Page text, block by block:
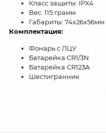
Класс защиты: IPX4
Вес: 115 грамм
Габариты: 74х26х56мм
Комплектация:
Фонарь с ЛЦУ
Батарейка CR1/3N
Батарейка CR123A
Шестигранник